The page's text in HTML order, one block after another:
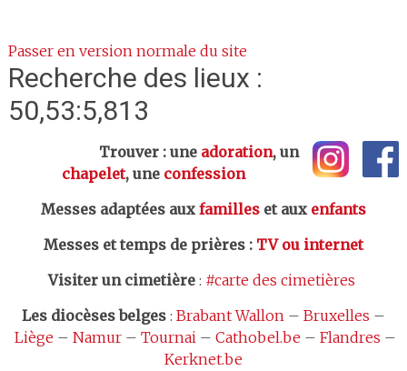
Passer en version normale du site
Recherche des lieux :
50,53:5,813
Trouver : une adoration, un
chapelet, une confession
Messes adaptées aux familleset aux enfants
Messes et temps de prières: TV ou internet
Visiter un cimetière: #carte des cimetières
Les diocèses belges: Brabant Wallon– Bruxelles –
Liège – Namur– Tournai– Cathobel.be – Flandres –
Kerknet.be